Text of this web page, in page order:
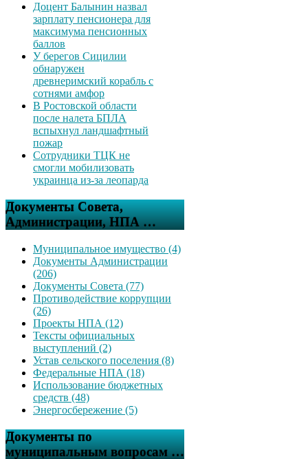
Доцент Балынин назвал
зарплату пенсионера для
максимума пенсионных
баллов
У берегов Сицилии
обнаружен
древнеримский корабль с
сотнями амфор
В Ростовской области
после налета БПЛА
вспыхнул ландшафтный
пожар
Сотрудники ТЦК не
смогли мобилизовать
украинца из-за леопарда
Документы Совета,
Администрации, НПА …
Муниципальное имущество (4)
Документы Администрации
(206)
Документы Совета (77)
Противодействие коррупции
(26)
Проекты НПА (12)
Тексты официальных
выступлений (2)
Устав сельского поселения (8)
Федеральные НПА (18)
Использование бюджетных
средств (48)
Энергосбережение (5)
Документы по
муниципальным вопросам …